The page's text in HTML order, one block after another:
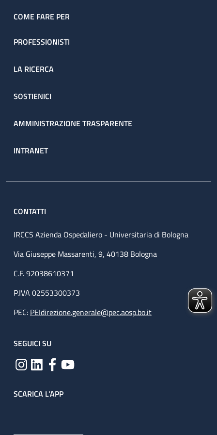
attraverso il percorso ambulatoriale complesso (PAC).
COME FARE PER
PROFESSIONISTI
LA RICERCA
SOSTIENICI
AMMINISTRAZIONE TRASPARENTE
INTRANET
CONTATTI
IRCCS Azienda Ospedaliero - Universitaria di Bologna
Via Giuseppe Massarenti, 9, 40138 Bologna
C.F. 92038610371
P.IVA 02553300373
PEC: PEIdirezione.generale@pec.aosp.bo.it
SEGUICI SU
SCARICA L'APP